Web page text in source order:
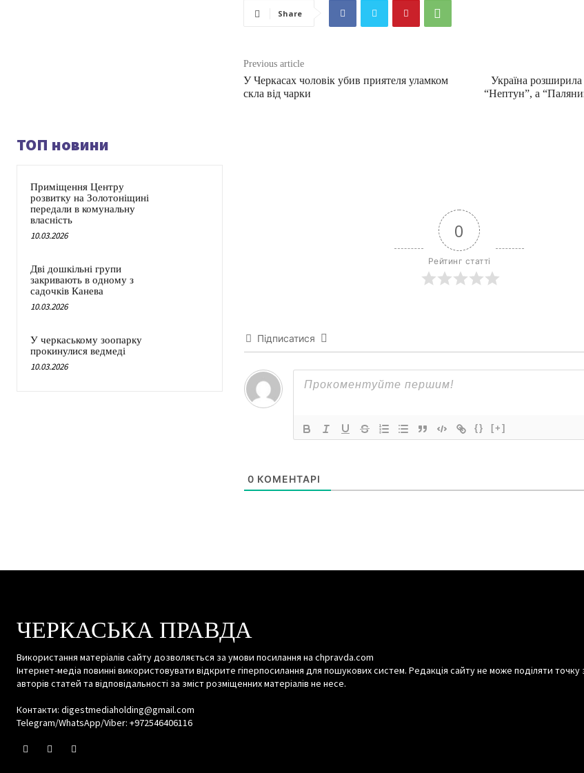
Share
Previous article
У Черкасах чоловік убив приятеля уламком
скла від чарки
Україна
“Нептун”, а
ТОП новини
Приміщення Центру
розвитку на Золотоніщині
передали в комунальну
власність
10.03.2026
Дві дошкільні групи
закривають в одному з
садочків Канева
10.03.2026
У черкаському зоопарку
прокинулися ведмеді
10.03.2026
0
Рейтинг статті
Підписатися
{} [+]
0 КОМЕНТАРІ
ЧЕРКАСЬКА ПРАВДА
Використання матеріалів сайту дозволяється за умови посилання на chpravda.com
Інтернет-медіа повинні використовувати відкрите гіперпосилання для пошукових систем. Редакція сайту не може поділяти точку
авторів статей та відповідальності за зміст розміщенних матеріалів не несе.
Контакти: digestmediaholding@gmail.com
Telegram/WhatsApp/Viber: +972546406116